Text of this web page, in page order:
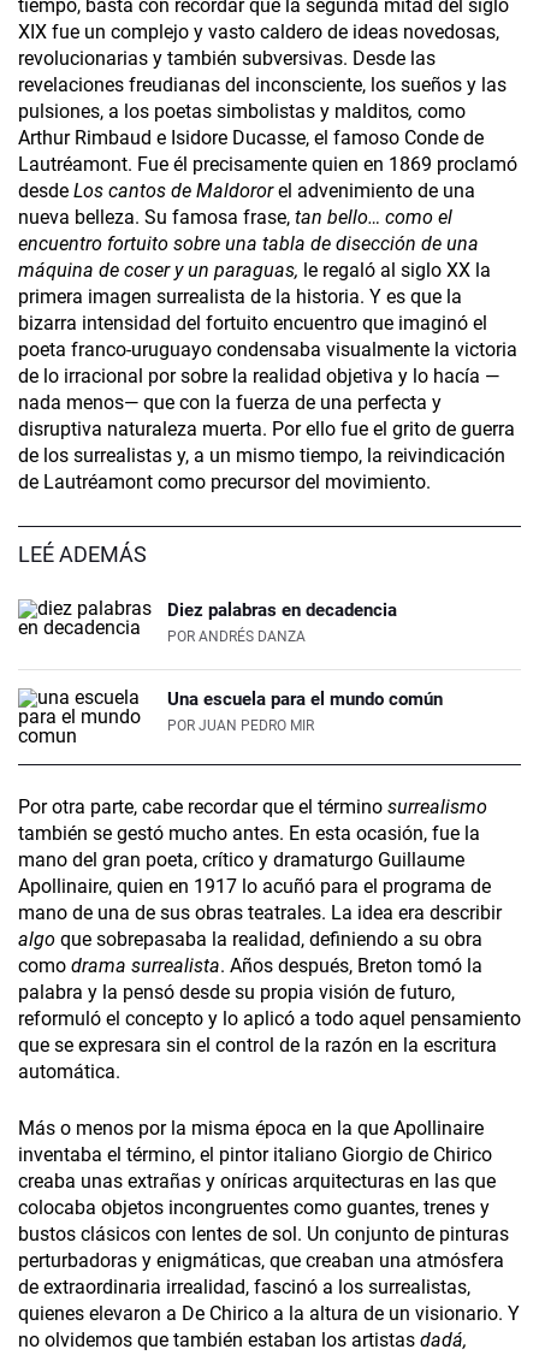
tiempo, basta con recordar que la segunda mitad del siglo
XIX fue un complejo y vasto caldero de ideas novedosas,
revolucionarias y también subversivas. Desde las
revelaciones freudianas del inconsciente, los sueños y las
pulsiones, a los poetas simbolistas y malditos, como
Arthur Rimbaud e Isidore Ducasse, el famoso Conde de
Lautréamont. Fue él precisamente quien en 1869 proclamó
desde Los cantos de Maldororel advenimiento de una
nueva belleza. Su famosa frase, tan bello… como el
encuentro fortuito sobre una tabla de disección de una
máquina de coser y un paraguas, le regaló al siglo XX la
primera imagen surrealista de la historia. Y es que la
bizarra intensidad del fortuito encuentro que imaginó el
poeta franco-uruguayo condensaba visualmente la victoria
de lo irracional por sobre la realidad objetiva y lo hacía —
nada menos— que con la fuerza de una perfecta y
disruptiva naturaleza muerta. Por ello fue el grito de guerra
de los surrealistas y, a un mismo tiempo, la reivindicación
de Lautréamont como precursor del movimiento.
LEÉ ADEMÁS
Diez palabras en decadencia
POR ANDRÉS DANZA
Una escuela para el mundo común
POR JUAN PEDRO MIR
Por otra parte, cabe recordar que el término surrealismo
también se gestó mucho antes. En esta ocasión, fue la
mano del gran poeta, crítico y dramaturgo Guillaume
Apollinaire, quien en 1917 lo acuñó para el programa de
mano de una de sus obras teatrales. La idea era describir
algo que sobrepasaba la realidad, definiendo a su obra
como drama surrealista. Años después, Breton tomó la
palabra y la pensó desde su propia visión de futuro,
reformuló el concepto y lo aplicó a todo aquel pensamiento
que se expresara sin el control de la razón en la escritura
automática.
Más o menos por la misma época en la que Apollinaire
inventaba el término, el pintor italiano Giorgio de Chirico
creaba unas extrañas y oníricas arquitecturas en las que
colocaba objetos incongruentes como guantes, trenes y
bustos clásicos con lentes de sol. Un conjunto de pinturas
perturbadoras y enigmáticas, que creaban una atmósfera
de extraordinaria irrealidad, fascinó a los surrealistas,
quienes elevaron a De Chirico a la altura de un visionario. Y
no olvidemos que también estaban los artistas dadá,